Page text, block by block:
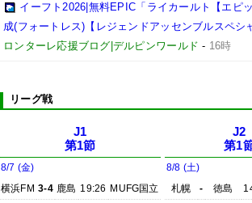
イーフト2026|無料EPIC「ライカールト【エピ
成(フォートレス)【レジェンドアッセンブルスペシ
ロンターレ応援ブログ|デルピンワールド - 16時
リーグ戦
J1
第1節
8/7 (金)
横浜FM 3-4 鹿島 19:26 MUFG国立
J2
第1
8/8 (土)
札幌
- 徳島